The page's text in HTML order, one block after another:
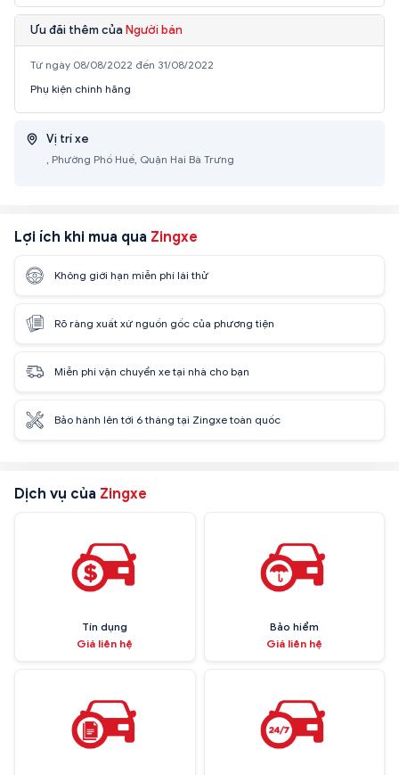
Ưu đãi thêm của Người bán
Từ ngày 08/08/2022 đến 31/08/2022
Phụ kiện chính hãng
Vị trí xe
, Phường Phố Huế, Quận Hai Bà Trưng
Lợi ích khi mua qua Zingxe
Không giới hạn miễn phí lái thử
Rõ ràng xuất xứ nguồn gốc của phương tiện
Miễn phí vận chuyển xe tại nhà cho bạn
Bảo hành lên tới 6 tháng tại Zingxe toàn quốc
Dịch vụ của Zingxe
Tín dụng
Giá liên hệ
Bảo hiểm
Giá liên hệ